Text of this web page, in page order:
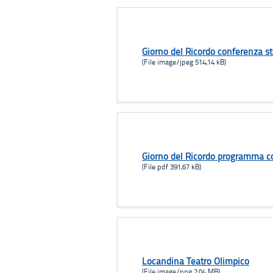
Giorno del Ricordo conferenza
(File image/jpeg 514,14 kB)
Giorno del Ricordo programma
(File pdf 391,67 kB)
Locandina Teatro Olimpico